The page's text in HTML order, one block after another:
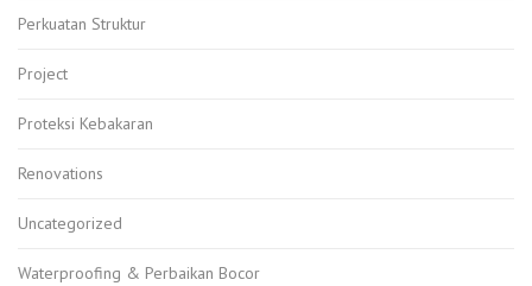
Perkuatan Struktur
Project
Proteksi Kebakaran
Renovations
Uncategorized
Waterproofing & Perbaikan Bocor